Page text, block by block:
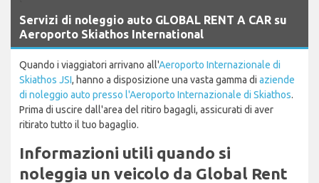
Servizi di noleggio auto GLOBAL RENT A CAR su
Aeroporto Skiathos International
Quando i viaggiatori arrivano all'Aeroporto Internazionale di
Skiathos JSI, hanno a disposizione una vasta gamma di aziende
di noleggio auto presso l'Aeroporto Internazionale di Skiathos.
Prima di uscire dall'area del ritiro bagagli, assicurati di aver
ritirato tutto il tuo bagaglio.
Informazioni utili quando si
noleggia un veicolo da Global Rent